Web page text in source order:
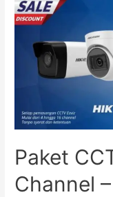
Paket
Channel